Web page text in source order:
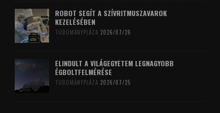
ROBOT SEGÍT A SZÍVRITMUSZAVAROK
KEZELÉSÉBEN
TUDOMÁNYPLÁZA 2026/07/26
ELINDULT A VILÁGEGYETEM LEGNAGYOBB
ÉGBOLTFELMÉRÉSE
TUDOMÁNYPLÁZA 2026/07/25